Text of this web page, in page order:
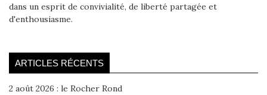
dans un esprit de convivialité, de liberté partagée et
d'enthousiasme.
ARTICLES RÉCENTS
2 août 2026 : le Rocher Rond